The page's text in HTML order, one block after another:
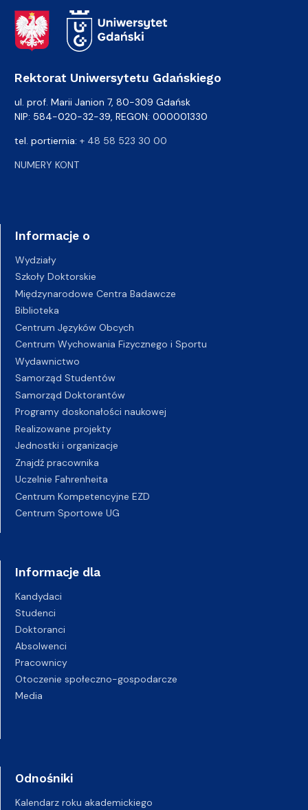
Adres Rektoratu
Rektorat Uniwersytetu Gdańskiego
ul. prof. Marii Janion 7, 80-309 Gdańsk
NIP: 584-020-32-39, REGON: 000001330
tel. portiernia: + 48 58 523 30 00
NUMERY KONT
Informacje o
Wydziały
Szkoły Doktorskie
Międzynarodowe Centra Badawcze
Biblioteka
Centrum Języków Obcych
Centrum Wychowania Fizycznego i Sportu
Wydawnictwo
Samorząd Studentów
Samorząd Doktorantów
Programy doskonałości naukowej
Realizowane projekty
Jednostki i organizacje
Znajdź pracownika
Uczelnie Fahrenheita
Centrum Kompetencyjne EZD
Centrum Sportowe UG
Informacje dla
Kandydaci
Studenci
Doktoranci
Absolwenci
Pracownicy
Otoczenie społeczno-gospodarcze
Media
Odnośniki
Kalendarz roku akademickiego